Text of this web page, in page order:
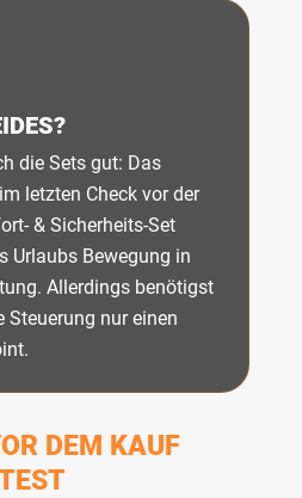
die Sets gut: Das
letzten Check vor der
& Sicherheits-Set
Urlaubs Bewegung in
Allerdings benötigst
nur einen
DEM KAUF